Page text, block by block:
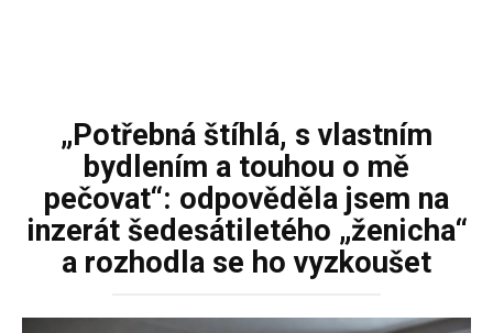
„Potřebná štíhlá, s vlastním
bydlením a touhou o mě
pečovat“: odpověděla jsem na
inzerát šedesátiletého „ženicha“
a rozhodla se ho vyzkoušet